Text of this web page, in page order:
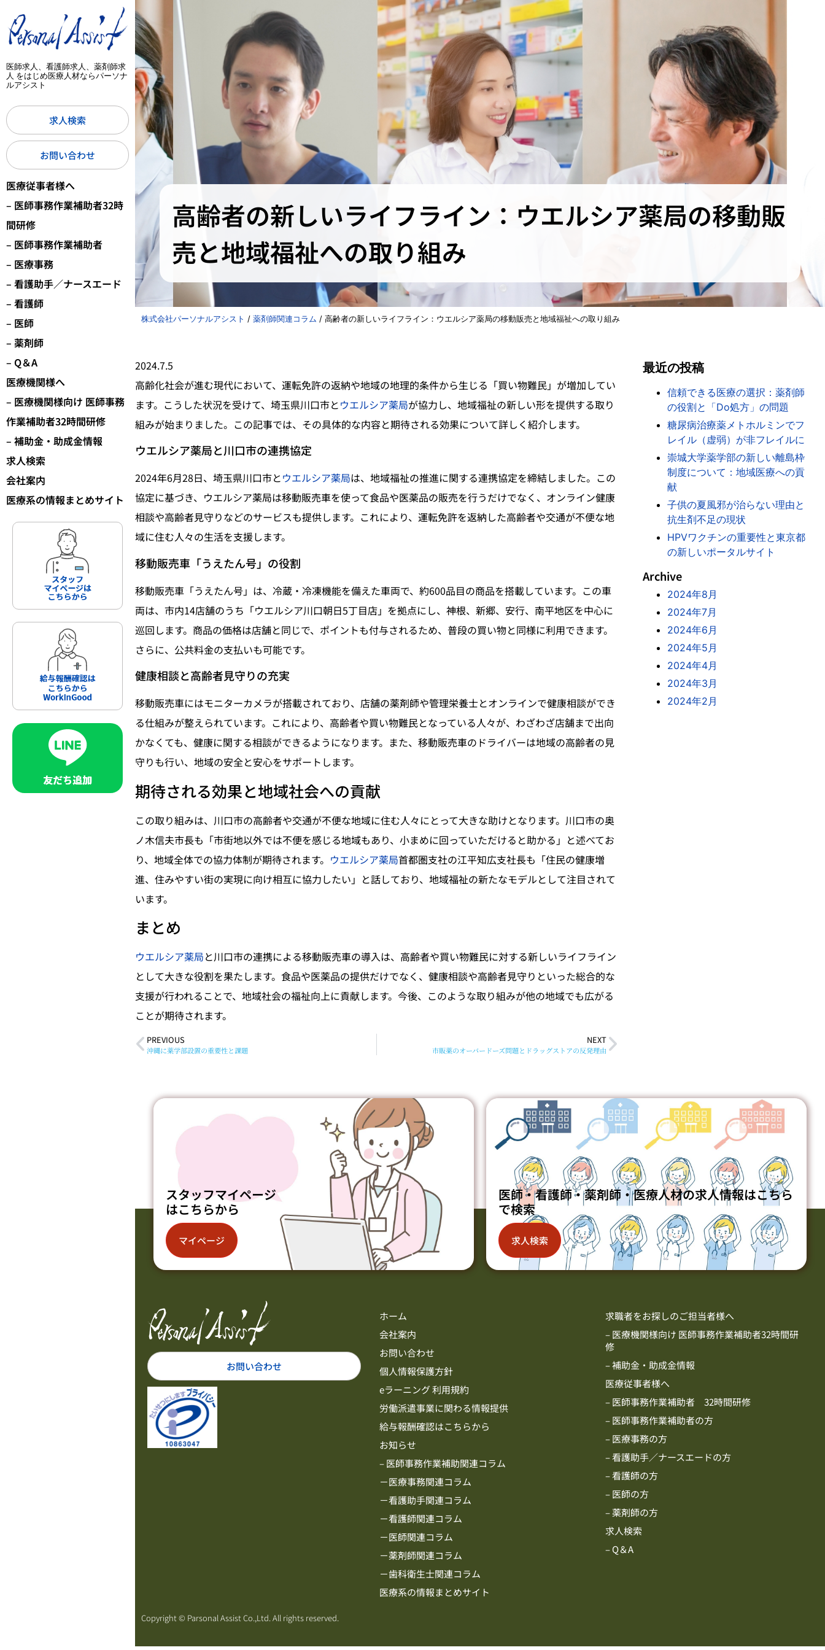
医師求人、看護師求人、薬剤師求
人 をはじめ医療人材ならパーソナ
ルアシスト
求人検索
お問い合わせ
医療従事者様へ
– 医師事務作業補助者32時
間研修
– 医師事務作業補助者
– 医療事務
– 看護助手／ナースエード
– 看護師
– 医師
– 薬剤師
– Q＆A
医療機関様へ
– 医療機関様向け 医師事務
作業補助者32時間研修
– 補助金・助成金情報
求人検索
会社案内
医療系の情報まとめサイト
高齢者の新しいライフライン：ウエルシア薬局の移動販
売と地域福祉への取り組み
株式会社パーソナルアシスト / 薬剤師関連コラム / 高齢者の新しいライフライン：ウエルシア薬局の移動販売と地域福祉への取り組み
2024.7.5
高齢化社会が進む現代において、運転免許の返納や地域の地理的条件から生じる「買い物難民」が増加してい
ます。こうした状況を受けて、埼玉県川口市とウエルシア薬局が協力し、地域福祉の新しい形を提供する取り
組みが始まりました。この記事では、その具体的な内容と期待される効果について詳しく紹介します。
ウエルシア薬局と川口市の連携協定
2024年6月28日、埼玉県川口市とウエルシア薬局は、地域福祉の推進に関する連携協定を締結しました。この
協定に基づき、ウエルシア薬局は移動販売車を使って食品や医薬品の販売を行うだけでなく、オンライン健康
相談や高齢者見守りなどのサービスも提供します。これにより、運転免許を返納した高齢者や交通が不便な地
域に住む人々の生活を支援します。
移動販売車「うえたん号」の役割
移動販売車「うえたん号」は、冷蔵・冷凍機能を備えた車両で、約600品目の商品を搭載しています。この車
両は、市内14店舗のうち「ウエルシア川口朝日5丁目店」を拠点にし、神根、新郷、安行、南平地区を中心に
巡回します。商品の価格は店舗と同じで、ポイントも付与されるため、普段の買い物と同様に利用できます。
さらに、公共料金の支払いも可能です。
健康相談と高齢者見守りの充実
移動販売車にはモニターカメラが搭載されており、店舗の薬剤師や管理栄養士とオンラインで健康相談ができ
る仕組みが整えられています。これにより、高齢者や買い物難民となっている人々が、わざわざ店舗まで出向
かなくても、健康に関する相談ができるようになります。また、移動販売車のドライバーは地域の高齢者の見
守りも行い、地域の安全と安心をサポートします。
期待される効果と地域社会への貢献
この取り組みは、川口市の高齢者や交通が不便な地域に住む人々にとって大きな助けとなります。川口市の奥
ノ木信夫市長も「市街地以外では不便を感じる地域もあり、小まめに回っていただけると助かる」と述べてお
り、地域全体での協力体制が期待されます。 ウエルシア薬局首都圏支社の江平知広支社長も「住民の健康増
進、住みやすい街の実現に向け相互に協力したい」と話しており、地域福祉の新たなモデルとして注目されて
います。
まとめ
ウエルシア薬局と川口市の連携による移動販売車の導入は、高齢者や買い物難民に対する新しいライフライン
として大きな役割を果たします。食品や医薬品の提供だけでなく、健康相談や高齢者見守りといった総合的な
支援が行われることで、地域社会の福祉向上に貢献します。今後、このような取り組みが他の地域でも広がる
ことが期待されます。
PREVIOUS
沖縄に薬学部設置の重要性と課題
NEXT
市販薬のオーバードーズ問題とドラッグストアの反発理由
最近の投稿
信頼できる医療の選択：薬剤師
の役割と「Do処方」の問題
糖尿病治療薬メトホルミンでフ
レイル（虚弱）が非フレイルに
崇城大学薬学部の新しい離島枠
制度について：地域医療への貢
献
子供の夏風邪が治らない理由と
抗生剤不足の現状
HPVワクチンの重要性と東京都
の新しいポータルサイト
Archive
2024年8月
2024年7月
2024年6月
2024年5月
2024年4月
2024年3月
2024年2月
スタッフマイページ
はこちらから
マイページ
医師・看護師・薬剤師・医療人材の求人情報はこちら
で検索
求人検索
お問い合わせ
ホーム
会社案内
お問い合わせ
個人情報保護方針
eラーニング 利用規約
労働派遣事業に関わる情報提供
給与報酬確認はこちらから
お知らせ
– 医師事務作業補助関連コラム
－医療事務関連コラム
－看護助手関連コラム
－看護師関連コラム
－医師関連コラム
－薬剤師関連コラム
－歯科衛生士関連コラム
医療系の情報まとめサイト
求職者をお探しのご担当者様へ
– 医療機関様向け 医師事務作業補助者32時間研
修
– 補助金・助成金情報
医療従事者様へ
– 医師事務作業補助者 32時間研修
– 医師事務作業補助者の方
– 医療事務の方
– 看護助手／ナースエードの方
– 看護師の方
– 医師の方
– 薬剤師の方
求人検索
– Q＆A
Copyright © Parsonal Assist Co.,Ltd. All rights reserved.